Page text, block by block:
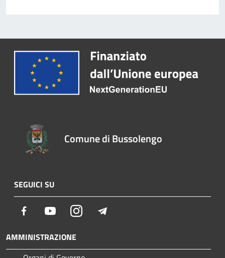
Comune di Bussolengo
SEGUICI SU
Facebook YoutubeInstagram
AMMINISTRAZIONE